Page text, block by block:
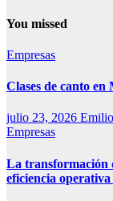
You missed
Empresas
Clases de canto en
julio 23, 2026
Empresas
La transformación
eficiencia operativa